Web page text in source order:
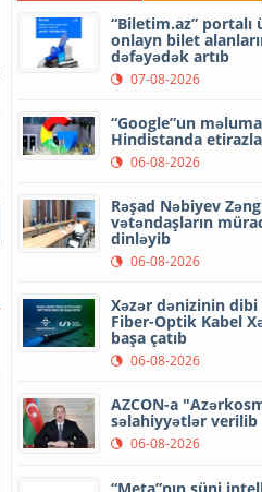
“Biletim.az” portalı
onlayn bilet
dəfəyədək artıb
07-08-2026
“Google”un
Hindistanda
06-08-2026
Rəşad Nəbiyev
vətəndaşların
dinləyib
06-08-2026
Xəzər dənizinin dibi
Fiber-Optik Kabel
başa çatıb
06-08-2026
AZCON-a
səlahiyyətlər verilib
06-08-2026
“Meta”nın süni